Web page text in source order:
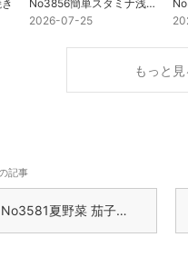
No3856簡単スタミナ浅漬け
2026-07-25
もっと
記事
No3581夏野菜 茄子とピーマン鰹節炒め